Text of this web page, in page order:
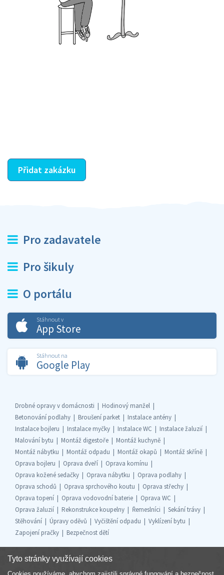
Přidat zakázku
Pro zadavatele
Pro šikuly
O portálu
Stáhnout v
App Store
Stáhnout na
Google Play
Drobné opravy v domácnosti
Hodinový manžel
Betonování podlahy
Broušení parket
Instalace antény
Instalace bojleru
Instalace myčky Instalace WC
Instalace žaluzií
Malování bytu
Montáž digestoře
Montáž kuchyně
Montáž nábytku
Montáž odpadu Montáž okapů
Montáž skříně
Oprava bojleru
Oprava dveří
Oprava komínu
Oprava kožené sedačky
Oprava nábytku
Oprava podlahy
Oprava schodů
Oprava sprchového koutu
Oprava střechy
Oprava topení
Oprava vodovodní baterie
Oprava WC
Oprava žaluzií
Rekonstrukce koupelny Řemeslníci
Sekání trávy
Stěhování
Úpravy oděvů Vyčištění odpadu
Vyklízení bytu
Zapojení pračky
Bezpečnost dětí
Tyto stránky využívají cookies